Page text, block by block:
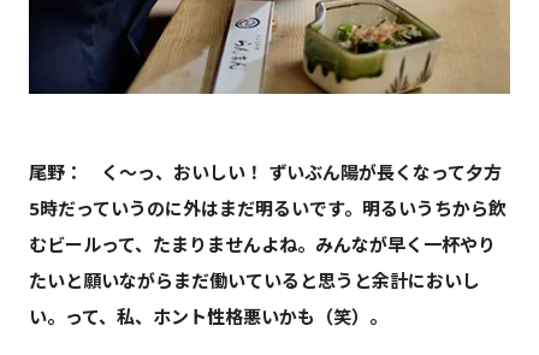
尾野： く～っ、おいしい！ ずいぶん陽が長くなって夕方
5時だっていうのに外はまだ明るいです。明るいうちから飲
むビールって、たまりませんよね。みんなが早く一杯やり
たいと願いながらまだ働いていると思うと余計においし
い。って、私、ホント性格悪いかも（笑）。